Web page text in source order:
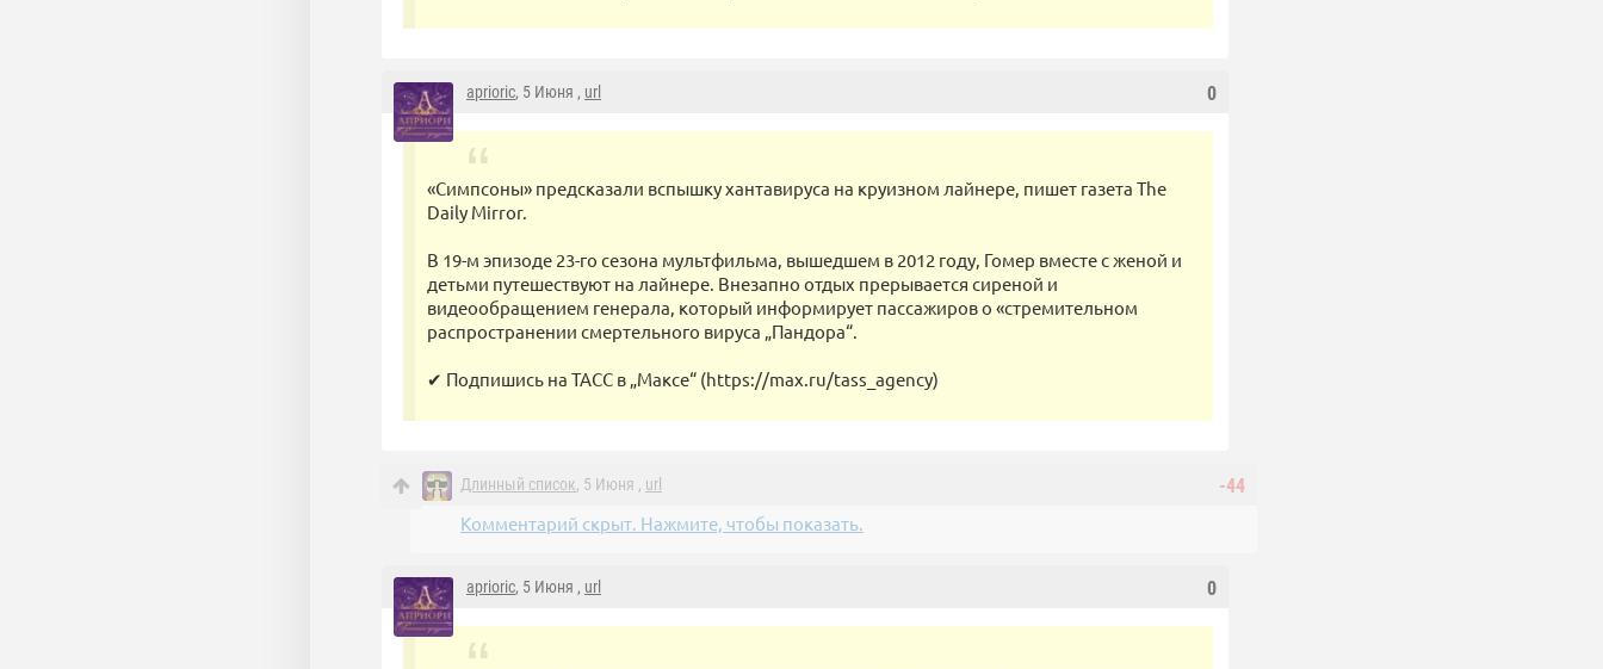
0
aprioric, 5 Июня , url
«Симпсоны» предсказали вспышку хантавируса на круизном лайнере, пишет газета The
Daily Mirror.
В 19-м эпизоде 23-го сезона мультфильма, вышедшем в 2012 году, Гомер вместе с женой и
детьми путешествуют на лайнере. Внезапно отдых прерывается сиреной и
видеообращением генерала, который информирует пассажиров о «стремительном
распространении смертельного вируса „Пандора“.
✔ Подпишись на ТАСС в „Максе“ (https://max.ru/tass_agency)
-44
Длинный список, 5 Июня , url
Комментарий скрыт. Нажмите, чтобы показать.
0
aprioric, 5 Июня , url